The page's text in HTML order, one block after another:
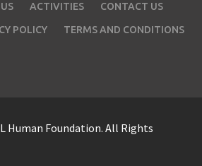
ACTIVITIES CONTACT US
POLICY TERMS AND CONDITIONS
Human Foundation. All Rights